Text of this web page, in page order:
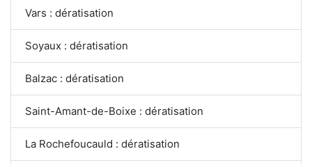
Vars : dératisation
Soyaux : dératisation
Balzac : dératisation
Saint-Amant-de-Boixe : dératisation
La Rochefoucauld : dératisation